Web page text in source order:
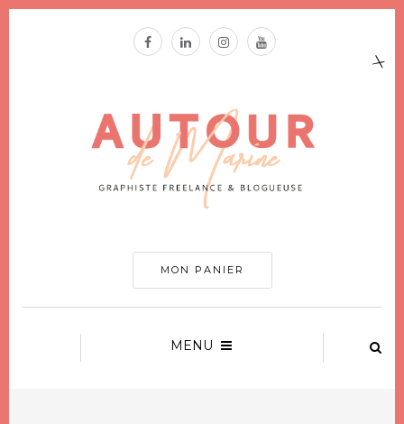
MON PANIER
MENU